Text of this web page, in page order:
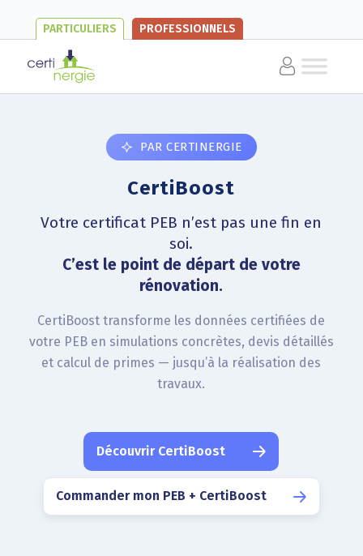
PARTICULIERS PROFESSIONNELS
PAR CERTINERGIE
CertiBoost
Votre certificat PEB n’est pas une fin en
soi.
C’est le point de départ de votre
rénovation.
CertiBoost transforme les données certifiées de
votre PEB en simulations concrètes, devis détaillés
et calcul de primes — jusqu’à la réalisation des
travaux.
Découvrir CertiBoost
Commander mon PEB + CertiBoost